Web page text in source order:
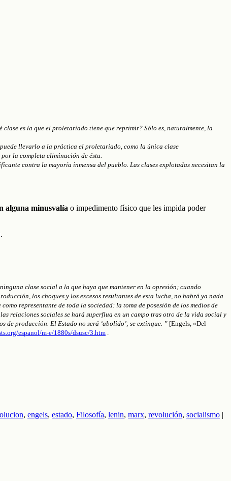
es la que el proletariado tiene que reprimir? Sólo es, naturalmente, la
llevarlo a la práctica el proletariado, como la única clase
la completa eliminación de ésta.
contra la mayoría inmensa del pueblo. Las clases explotadas necesitan la
alguna minusvalía o impedimento físico que les impida poder
clase social a la que haya que mantener en la opresión; cuando
los choques y los excesos resultantes de esta lucha, no habrá ya nada
representante de toda la sociedad: la toma de posesión de los medios de
relaciones sociales se hará superflua en un campo tras otro de la vida social y
de producción. El Estado no será ‘abolido’; se extingue. ” [Engels, «Del
espanol/m-e/1880s/dsusc/3.htm
, engels, estado, Filosofía, lenin, marx, revolución, socialismo |